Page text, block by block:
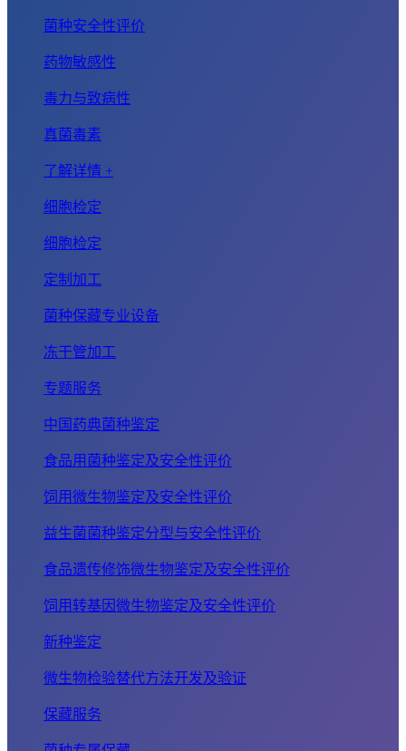
菌种安全性评价
药物敏感性
毒力与致病性
真菌毒素
了解详情 +
细胞检定
细胞检定
定制加工
菌种保藏专业设备
冻干管加工
专题服务
中国药典菌种鉴定
食品用菌种鉴定及安全性评价
饲用微生物鉴定及安全性评价
益生菌菌种鉴定分型与安全性评价
食品遗传修饰微生物鉴定及安全性评价
饲用转基因微生物鉴定及安全性评价
新种鉴定
微生物检验替代方法开发及验证
保藏服务